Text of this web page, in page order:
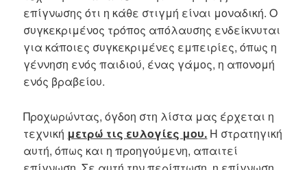
επίγνωσης ότι η κάθε στιγμή είναι μοναδική. Ο
συγκεκριμένος τρόπος απόλαυσης ενδείκνυται
για κάποιες συγκεκριμένες εμπειρίες, όπως η
γέννηση ενός παιδιού, ένας γάμος, η απονομή
ενός βραβείου.
Προχωρώντας, όγδοη στη λίστα μας έρχεται η
τεχνική μετρώ τις ευλογίες μου. Η στρατηγική
αυτή, όπως και η προηγούμενη, απαιτεί